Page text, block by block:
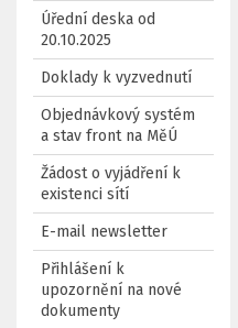
Úřední deska od
20.10.2025
Doklady k vyzvednutí
Objednávkový systém
a stav front na MěÚ
Žádost o vyjádření k
existenci sítí
E-mail newsletter
Přihlášení k
upozornění na nové
dokumenty